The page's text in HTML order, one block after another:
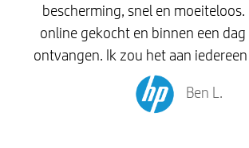
bescherming, snel en
online gekocht en binnen een
ontvangen. Ik zou het aan
Ben L.